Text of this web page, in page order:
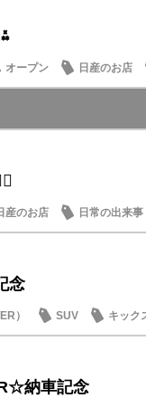
オープン 日産のお店
産のお店 日常の出来事
念
） SUV キック
納車記念